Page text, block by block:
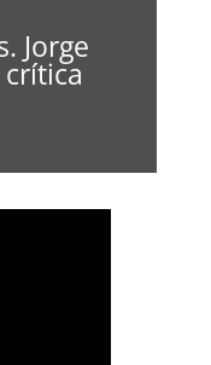
Jorge